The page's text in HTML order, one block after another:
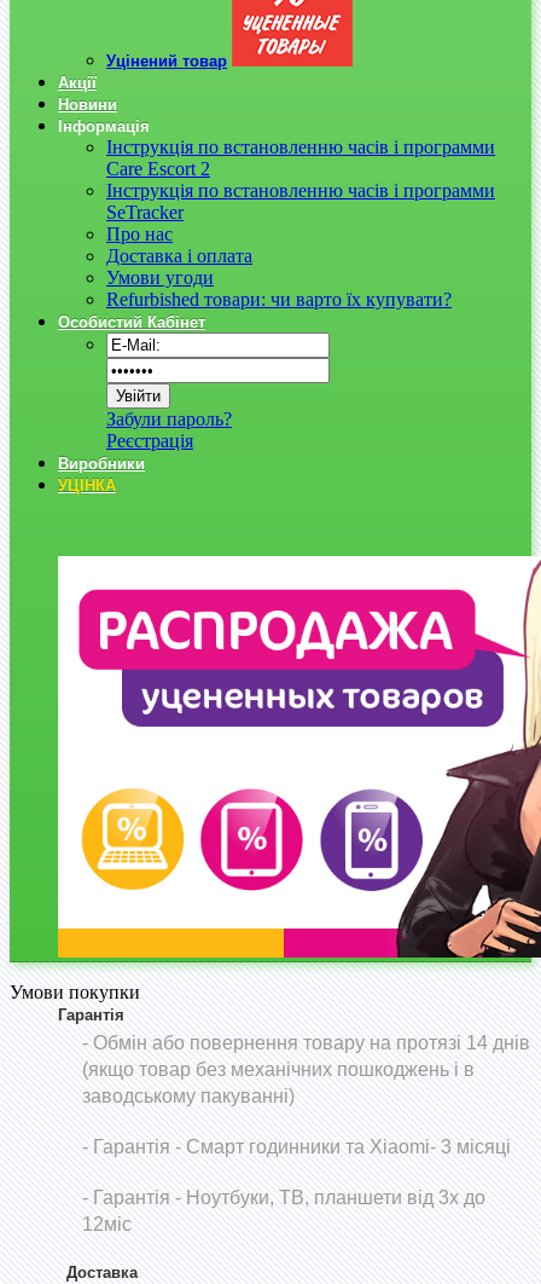
Уцінений товар
Акції
Новини
Інформація
Інструкція по встановленню часів і программи
Care Escort 2
Інструкція по встановленню часів і программи
SeTracker
Про нас
Доставка і оплата
Умови угоди
Refurbished товари: чи варто їх купувати?
Особистий Кабінет
Забули пароль?
Реєстрація
Виробники
УЦІНКА
Умови покупки
Гарантія
- Обмін або повернення товару на протязі 14 днів
(якщо товар без механічних пошкоджень і в
заводському пакуванні)
-Гарантія - Смарт годинники та Xiaomi- 3 місяці
- Гарантія - Ноутбуки, ТВ, планшети від 3х до
12міс
Доставка